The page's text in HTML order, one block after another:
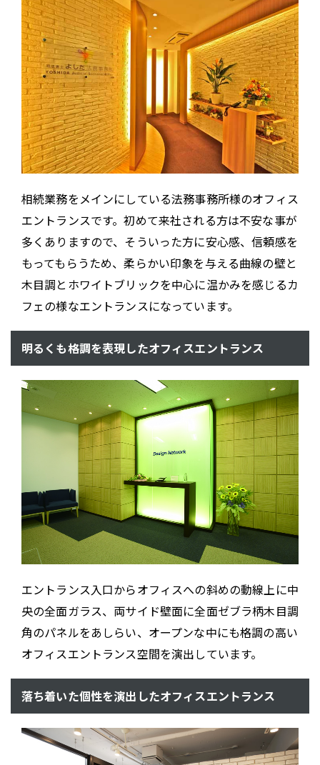
相続業務をメインにしている法務事務所様のオフィス
エントランスです。初めて来社される方は不安な事が
多くありますので、そういった方に安心感、信頼感を
もってもらうため、柔らかい印象を与える曲線の壁と
木目調とホワイトブリックを中心に温かみを感じるカ
フェの様なエントランスになっています。
明るくも格調を表現したオフィスエントランス
エントランス入口からオフィスへの斜めの動線上に中
央の全面ガラス、両サイド壁面に全面ゼブラ柄木目調
角のパネルをあしらい、オープンな中にも格調の高い
オフィスエントランス空間を演出しています。
落ち着いた個性を演出したオフィスエントランス